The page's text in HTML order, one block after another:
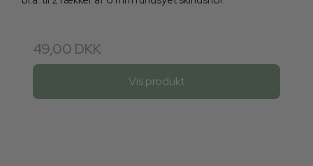
49,00 DKK
Vis produkt